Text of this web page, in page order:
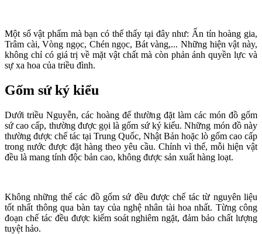
Một số vật phẩm mà bạn có thể thấy tại đây như: Ấn tín hoàng gia,
Trâm cài, Vòng ngọc, Chén ngọc, Bát vàng,... Những hiện vật này,
không chỉ có giá trị về mặt vật chất mà còn phản ánh quyền lực và
sự xa hoa của triều đình.
Gốm sứ ký kiểu
Dưới triều Nguyễn, các hoàng đế thường đặt làm các món đồ gốm
sứ cao cấp, thường được gọi là gốm sứ ký kiểu. Những món đồ này
thường được chế tác tại Trung Quốc, Nhật Bản hoặc lò gốm cao cấp
trong nước được đặt hàng theo yêu cầu. Chính vì thế, mỗi hiện vật
đều là mang tính độc bản cao, không được sản xuất hàng loạt.
Không những thế các đồ gốm sứ đều được chế tác từ nguyên liệu
tốt nhất thông qua bàn tay của nghệ nhân tài hoa nhất. Từng công
đoạn chế tác đều được kiểm soát nghiêm ngặt, đảm bảo chất lượng
tuyệt hảo.